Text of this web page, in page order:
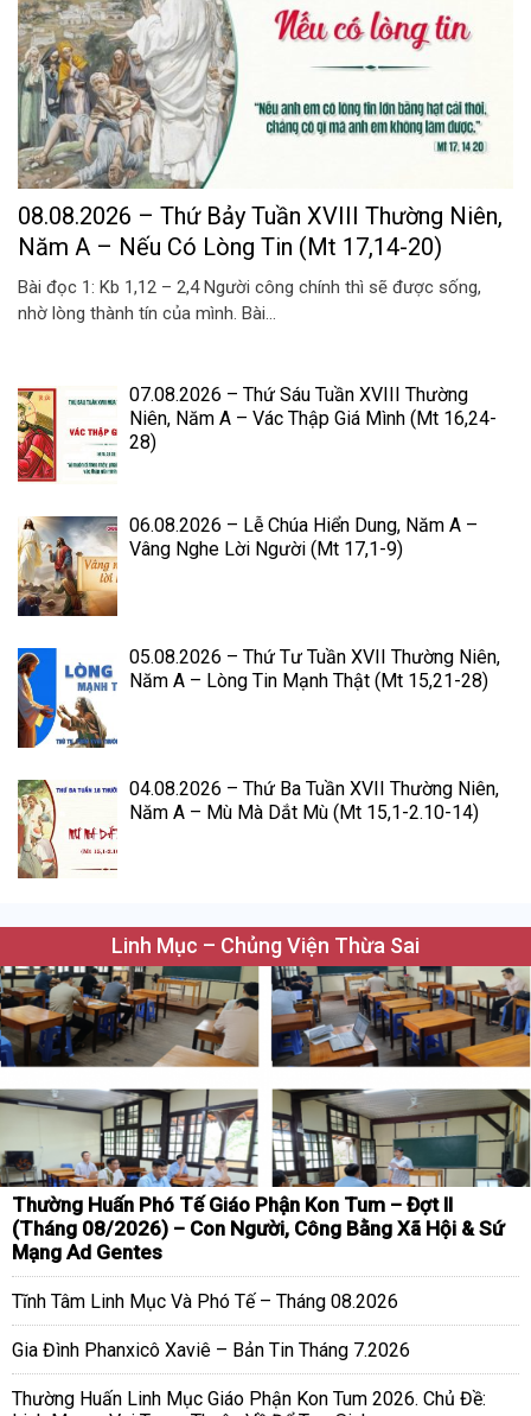
08.08.2026 – Thứ Bảy Tuần XVIII Thường Niên,
Năm A – Nếu Có Lòng Tin (Mt 17,14-20)
Bài đọc 1: Kb 1,12 – 2,4 Người công chính thì sẽ được sống,
nhờ lòng thành tín của mình. Bài...
07.08.2026 – Thứ Sáu Tuần XVIII Thường
Niên, Năm A – Vác Thập Giá Mình (Mt 16,24-
28)
06.08.2026 – Lễ Chúa Hiển Dung, Năm A –
Vâng Nghe Lời Người (Mt 17,1-9)
05.08.2026 – Thứ Tư Tuần XVII Thường Niên,
Năm A – Lòng Tin Mạnh Thật (Mt 15,21-28)
04.08.2026 – Thứ Ba Tuần XVII Thường Niên,
Năm A – Mù Mà Dắt Mù (Mt 15,1-2.10-14)
Linh Mục – Chủng Viện Thừa Sai
Thường Huấn Phó Tế Giáo Phận Kon Tum – Đợt II
(Tháng 08/2026) – Con Người, Công Bằng Xã Hội & Sứ
Mạng Ad Gentes
Tĩnh Tâm Linh Mục Và Phó Tế – Tháng 08.2026
Gia Đình Phanxicô Xaviê – Bản Tin Tháng 7.2026
Thường Huấn Linh Mục Giáo Phận Kon Tum 2026. Chủ Đề: